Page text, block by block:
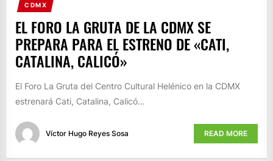
CDMX
EL FORO LA GRUTA DE LA CDMX SE
PREPARA PARA EL ESTRENO DE «CATI,
CATALINA, CALICÓ»
El Foro La Gruta del Centro Cultural Helénico en la CDMX
estrenará Cati, Catalina, Calicó…
Víctor Hugo Reyes Sosa READ MORE